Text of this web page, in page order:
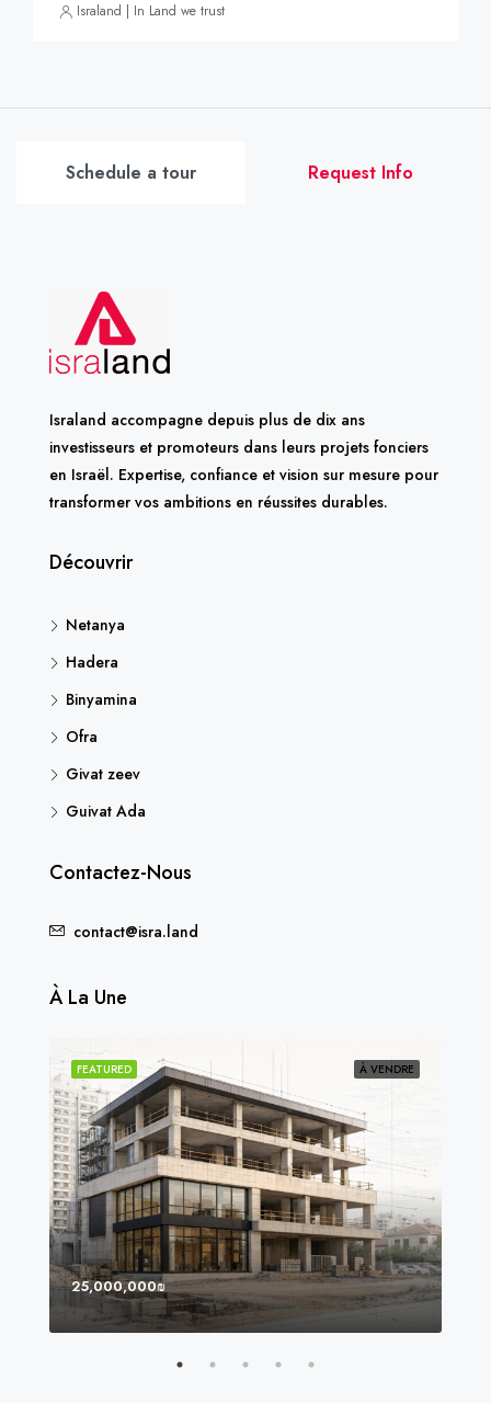
Israland | In Land we trust
Schedule a tour Request Info
Israland accompagne depuis plus de dix ans
investisseurs et promoteurs dans leurs projets fonciers
en Israël. Expertise, confiance et vision sur mesure pour
transformer vos ambitions en réussites durables.
Découvrir
Netanya
Hadera
Binyamina
Ofra
Givat zeev
Guivat Ada
Contactez-Nous
contact@isra.land
À La Une
À VENDRE
FEATURED
25,000,000₪